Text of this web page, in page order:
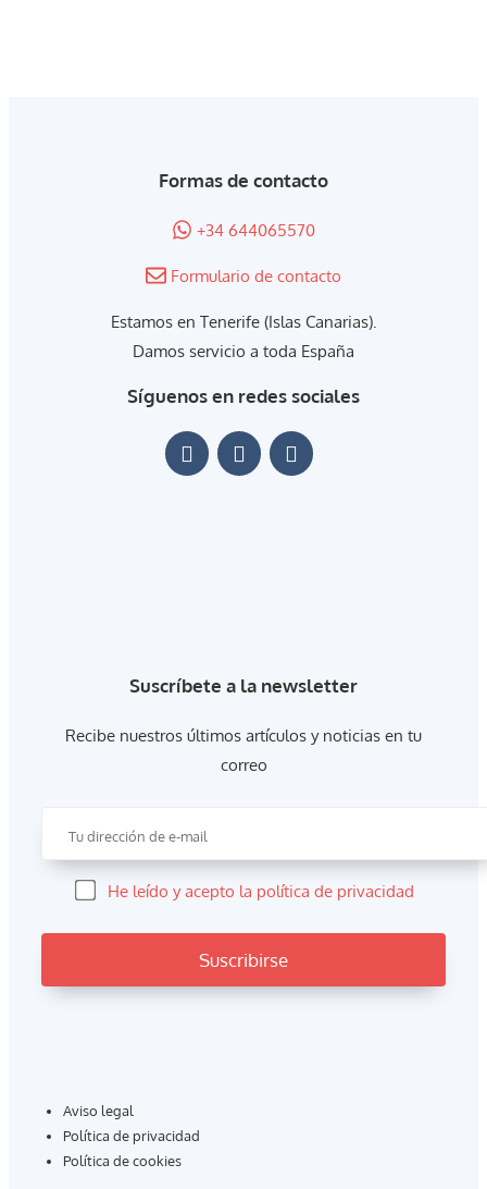
Formas de contacto
+34 644065570
Formulario de contacto
Estamos en Tenerife (Islas Canarias).
Damos servicio a toda España
Síguenos en redes sociales
Suscríbete a la newsletter
Recibe nuestros últimos artículos y noticias en tu
correo
He leído y acepto la política de privacidad
Aviso legal
Política de privacidad
Política de cookies